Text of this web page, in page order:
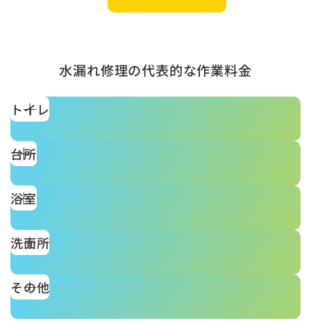
水漏れ修理の代表的な作業料金
トイレ
台所
浴室
洗面所
その他